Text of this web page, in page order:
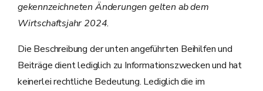
gekennzeichneten Änderungen gelten ab dem
Wirtschaftsjahr 2024.
Die Beschreibung der unten angeführten Beihilfen und
Beiträge dient lediglich zu Informationszwecken und hat
keinerlei rechtliche Bedeutung. Lediglich die im